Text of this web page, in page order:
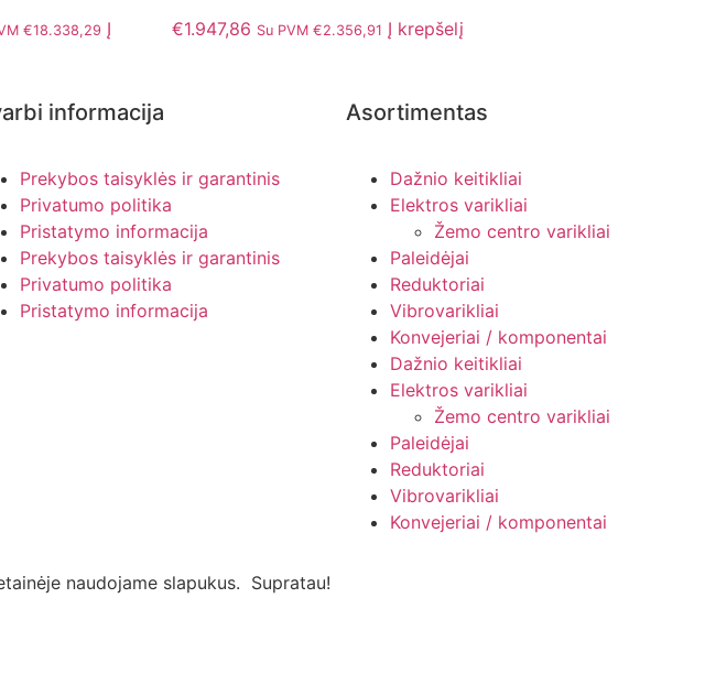
€18.338,29 Į
€1.947,86 Su PVM €2.356,91 Į krepšelį
informacija
Prekybos taisyklės ir garantinis
Privatumo politika
Pristatymo informacija
Prekybos taisyklės ir garantinis
Privatumo politika
Pristatymo informacija
Asortimentas
Dažnio keitikliai
Elektros varikliai
Žemo centro varikliai
Paleidėjai
Reduktoriai
Vibrovarikliai
Konvejeriai / komponentai
Dažnio keitikliai
Elektros varikliai
Žemo centro varikliai
Paleidėjai
Reduktoriai
Vibrovarikliai
Konvejeriai / komponentai
naudojame slapukus.
Supratau!